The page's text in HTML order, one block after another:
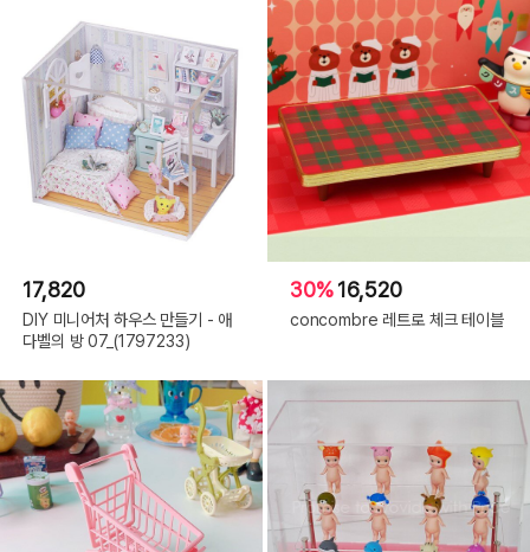
17,820
DIY 미니어처 하우스 만들기 - 애
다벨의 방 07_(1797233)
30%16,520
concombre 레트로 체크 테이블